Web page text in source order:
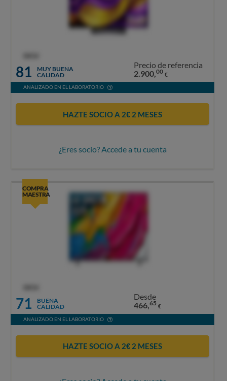
81
MUY BUENA
CALIDAD
Precio de referencia
2.900,00 €
ANALIZADO EN EL LABORATORIO
HAZTE SOCIO A 2€ 2 MESES
¿Eres socio? Accede a tu cuenta
COMPRA
MAESTRA
71
BUENA
CALIDAD
Desde
466,65 €
ANALIZADO EN EL LABORATORIO
HAZTE SOCIO A 2€ 2 MESES